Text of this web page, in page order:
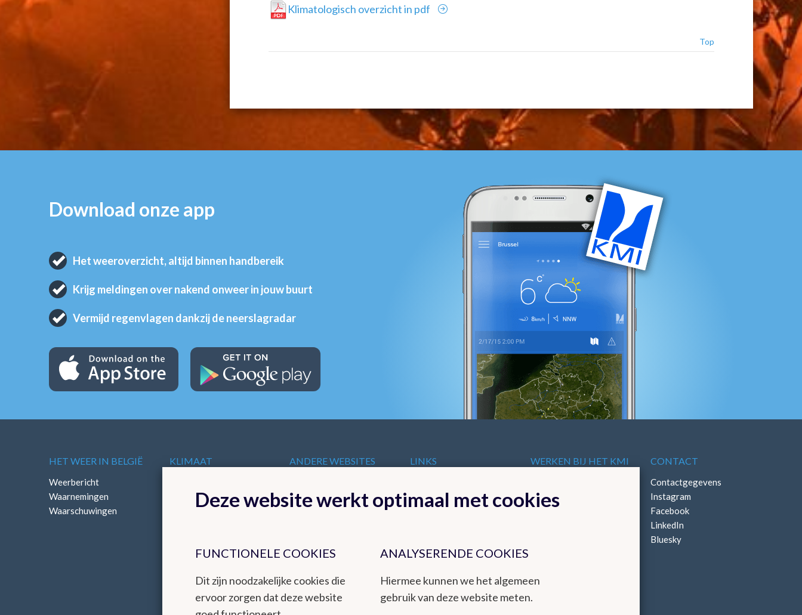
Klimatologisch overzicht in pdf
Top
Download onze app
Het weeroverzicht, altijd binnen handbereik
Krijg meldingen over nakend onweer in jouw buurt
Vermijd regenvlagen dankzij de neerslagradar
HET WEER IN BELGIË
Weerbericht
Waarnemingen
Waarschuwingen
KLIMAAT
Klimatologische kaarten
ANDERE WEBSITES
KMI in Dourbes
Radar
Climate Dynamics
LINKS
meteorologische
diensten
Nationale organisaties
Wetenschappelijke
Instellingen
WERKEN BIJ HET KMI
Stages
CONTACT
Contactgegevens
Instagram
Facebook
LinkedIn
Bluesky
Deze website werkt optimaal met cookies
FUNCTIONELE COOKIES
Dit zijn noodzakelijke cookies die
ervoor zorgen dat deze website
ANALYSERENDE COOKIES
Hiermee kunnen we het algemeen
gebruik van deze website meten.